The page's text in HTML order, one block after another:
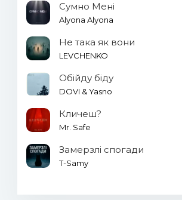
Сумно Мені
Alyona Alyona
Не така як вони
LEVCHENKO
Обійду біду
DOVI & Yasno
Кличеш?
Mr. Safe
Замерзлі спогади
T-Samy